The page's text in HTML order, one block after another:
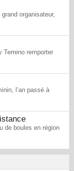
organisateur,
Terreno remporter
l’an passé à
de boules en région